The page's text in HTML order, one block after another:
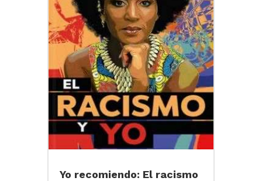
Yo recomiendo: El racismo